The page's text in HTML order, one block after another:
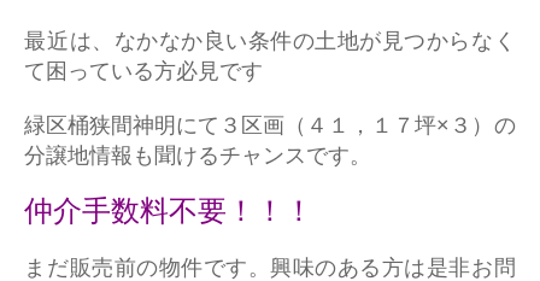
最近は、なかなか良い条件の土地が見つからなく
て困っている方必見です
緑区桶狭間神明にて３区画（４１，１７坪×３）の
分譲地情報も聞けるチャンスです。
仲介手数料不要！！！
まだ販売前の物件です。興味のある方は是非お問